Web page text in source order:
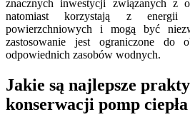
znacznych inwestycji związanych z
natomiast korzystają z
powierzchniowych i mogą być
zastosowanie jest ograniczone do
odpowiednich zasobów wodnych.
Jakie są najlepsze
konserwacji pomp ciepła